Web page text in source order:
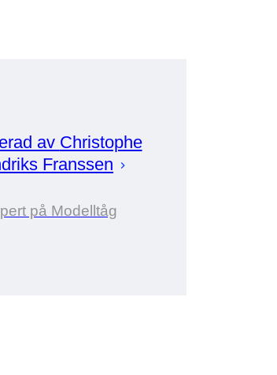
av Christophe
Franssen
på Modelltåg